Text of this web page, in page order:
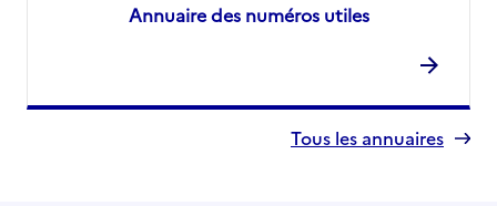
Annuaire des numéros utiles
Tous les annuaires